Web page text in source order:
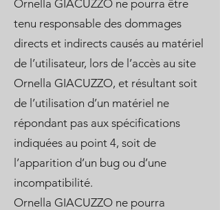
Ornella GIACUZZO ne pourra être
tenu responsable des dommages
directs et indirects causés au matériel
de l’utilisateur, lors de l’accès au site
Ornella GIACUZZO, et résultant soit
de l’utilisation d’un matériel ne
répondant pas aux spécifications
indiquées au point 4, soit de
l’apparition d’un bug ou d’une
incompatibilité.
Ornella GIACUZZO ne pourra